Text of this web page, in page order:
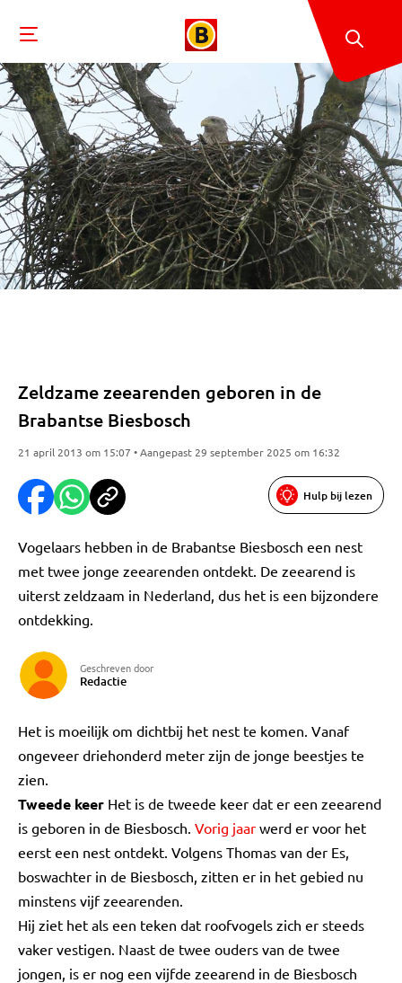
Zeldzame zeearenden geboren in de
Brabantse Biesbosch
21 april 2013 om 15:07 • Aangepast 29 september 2025 om 16:32
Hulp bij lezen
Vogelaars hebben in de Brabantse Biesbosch een nest
met twee jonge zeearenden ontdekt. De zeearend is
uiterst zeldzaam in Nederland, dus het is een bijzondere
ontdekking.
Geschreven door
Redactie
Het is moeilijk om dichtbij het nest te komen. Vanaf
ongeveer driehonderd meter zijn de jonge beestjes te
zien.
Tweede keer Het is de tweede keer dat er een zeearend
is geboren in de Biesbosch. Vorig jaar werd er voor het
eerst een nest ontdekt. Volgens Thomas van der Es,
boswachter in de Biesbosch, zitten er in het gebied nu
minstens vijf zeearenden.
Hij ziet het als een teken dat roofvogels zich er steeds
vaker vestigen. Naast de twee ouders van de twee
jongen, is er nog een vijfde zeearend in de Biesbosch